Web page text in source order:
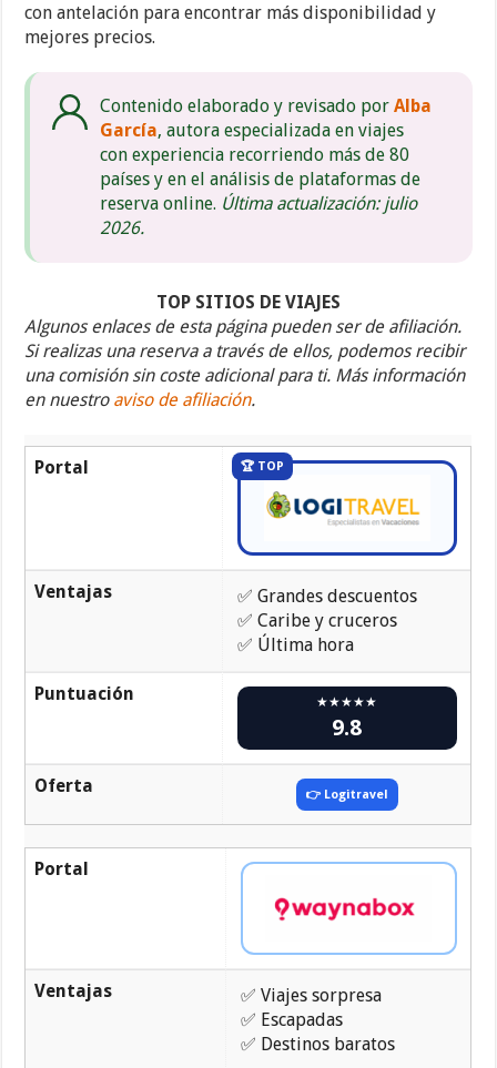
con antelación para encontrar más disponibilidad y
mejores precios.
Contenido elaborado y revisado porAlba
García, autora especializada en viajes
con experiencia recorriendo más de 80
países y en el análisis de plataformas de
reserva online. Última actualización: julio
2026.
TOP SITIOS DE VIAJES
Algunos enlaces de esta página pueden ser de afiliación.
Si realizas una reserva a través de ellos, podemos recibir
una comisión sin coste adicional para ti. Más información
en nuestro aviso de afiliación.
Portal 🏆 TOP
Ventajas
✅ Grandes descuentos
✅ Caribe y cruceros
✅ Última hora
Puntuación ★★★★★
9.8
Oferta 👉 Logitravel
Portal
Ventajas
✅ Viajes sorpresa
✅ Escapadas
✅ Destinos baratos